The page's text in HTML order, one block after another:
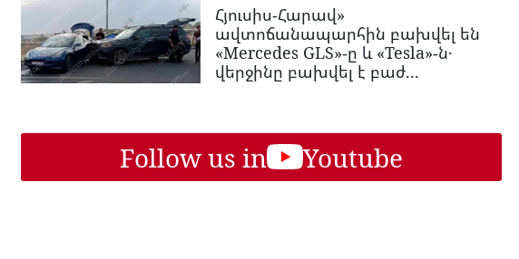
Հյուսիս-Հարավ»
ավտոճանապարհին բախվել են
«Mercedes GLS»-ը և «Tesla»-ն․
վերջինը բախվել է բաժ...
Follow us in Youtube